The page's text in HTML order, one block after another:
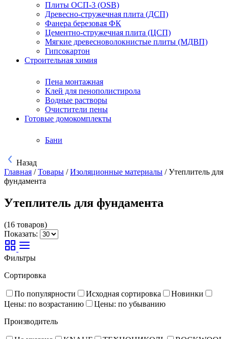
Плиты ОСП-3 (OSB)
Древесно-стружечная плита (ДСП)
Фанера березовая ФК
Цементно-стружечная плита (ЦСП)
Мягкие древесноволокнистые плиты (МДВП)
Гипсокартон
Строительная химия
Пена монтажная
Клей для пенополистирола
Водные растворы
Очистители пены
Готовые домокомплекты
Бани
Назад
Главная /Товары /Изоляционные материалы /Утеплитель для
фундамента
Утеплитель для фундамента
(16 товаров)
Показать:
Фильтры
Сортировка
По популярности Исходная сортировка
Новинки
Цены: по возрастанию
Цены: по убыванию
Производитель